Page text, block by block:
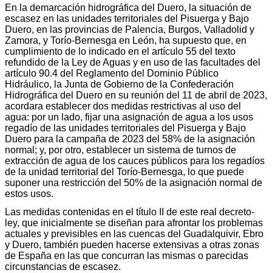
En la demarcación hidrográfica del Duero, la situación de
escasez en las unidades territoriales del Pisuerga y Bajo
Duero, en las provincias de Palencia, Burgos, Valladolid y
Zamora, y Torío-Bernesga en León, ha supuesto que, en
cumplimiento de lo indicado en el artículo 55 del texto
refundido de la Ley de Aguas y en uso de las facultades del
artículo 90.4 del Reglamento del Dominio Público
Hidráulico, la Junta de Gobierno de la Confederación
Hidrográfica del Duero en su reunión del 11 de abril de 2023,
acordara establecer dos medidas restrictivas al uso del
agua: por un lado, fijar una asignación de agua a los usos
regadío de las unidades territoriales del Pisuerga y Bajo
Duero para la campaña de 2023 del 58% de la asignación
normal; y, por otro, establecer un sistema de turnos de
extracción de agua de los cauces públicos para los regadíos
de la unidad territorial del Torío-Bernesga, lo que puede
suponer una restricción del 50% de la asignación normal de
estos usos.
Las medidas contenidas en el título II de este real decreto-
ley, que inicialmente se diseñan para afrontar los problemas
actuales y previsibles en las cuencas del Guadalquivir, Ebro
y Duero, también pueden hacerse extensivas a otras zonas
de España en las que concurran las mismas o parecidas
circunstancias de escasez.